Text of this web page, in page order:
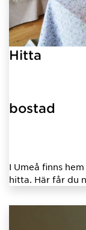
Hitta
bostad
I Umeå finns
hitta. Här får du